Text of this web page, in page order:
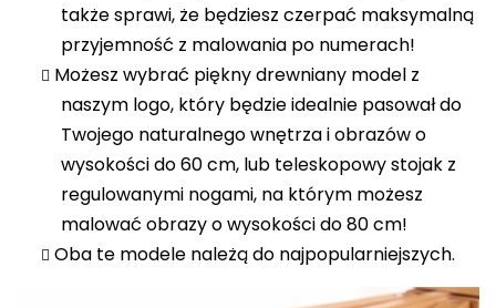
także sprawi, że będziesz czerpać maksymalną
przyjemność z malowania po numerach!
Możesz wybrać piękny drewniany model z
naszym logo, który będzie idealnie pasował do
Twojego naturalnego wnętrza i obrazów o
wysokości do 60 cm, lub teleskopowy stojak z
regulowanymi nogami, na którym możesz
malować obrazy o wysokości do 80 cm!
Oba te modele należą do najpopularniejszych.